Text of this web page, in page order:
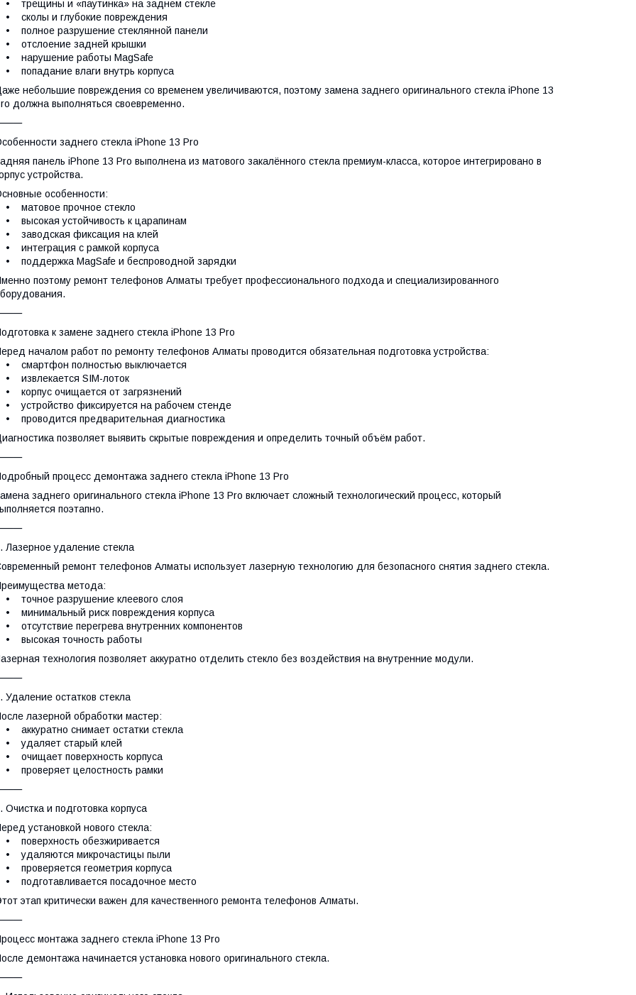
трещины и «паутинка» на заднем стекле
сколы и глубокие повреждения
полное разрушение стеклянной панели
отслоение задней крышки
нарушение работы MagSafe
попадание влаги внутрь корпуса
небольшие повреждения со временем увеличиваются, поэтому замена заднего оригинального стекла iPhone 13
должна выполняться своевременно.
заднего стекла iPhone 13 Pro
панель iPhone 13 Pro выполнена из матового закалённого стекла премиум-класса, которое интегрировано в
устройства.
особенности:
матовое прочное стекло
высокая устойчивость к царапинам
заводская фиксация на клей
интеграция с рамкой корпуса
поддержка MagSafe и беспроводной зарядки
поэтому ремонт телефонов Алматы требует профессионального подхода и специализированного
к замене заднего стекла iPhone 13 Pro
началом работ по ремонту телефонов Алматы проводится обязательная подготовка устройства:
смартфон полностью выключается
извлекается SIM-лоток
корпус очищается от загрязнений
устройство фиксируется на рабочем стенде
проводится предварительная диагностика
позволяет выявить скрытые повреждения и определить точный объём работ.
процесс демонтажа заднего стекла iPhone 13 Pro
заднего оригинального стекла iPhone 13 Pro включает сложный технологический процесс, который
поэтапно.
Лазерное удаление стекла
ремонт телефонов Алматы использует лазерную технологию для безопасного снятия заднего стекла.
метода:
точное разрушение клеевого слоя
минимальный риск повреждения корпуса
отсутствие перегрева внутренних компонентов
высокая точность работы
технология позволяет аккуратно отделить стекло без воздействия на внутренние модули.
Удаление остатков стекла
лазерной обработки мастер:
аккуратно снимает остатки стекла
удаляет старый клей
очищает поверхность корпуса
проверяет целостность рамки
Очистка и подготовка корпуса
установкой нового стекла:
поверхность обезжиривается
удаляются микрочастицы пыли
проверяется геометрия корпуса
подготавливается посадочное место
этап критически важен для качественного ремонта телефонов Алматы.
монтажа заднего стекла iPhone 13 Pro
демонтажа начинается установка нового оригинального стекла.